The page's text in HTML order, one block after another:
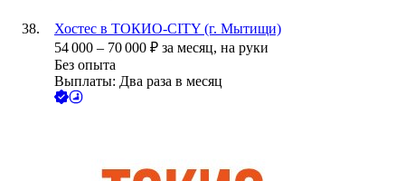
Хостес в ТОКИО-CITY (г. Мытищи)
54 000 – 70 000 ₽ за месяц, на руки
Без опыта
Выплаты: Два раза в месяц